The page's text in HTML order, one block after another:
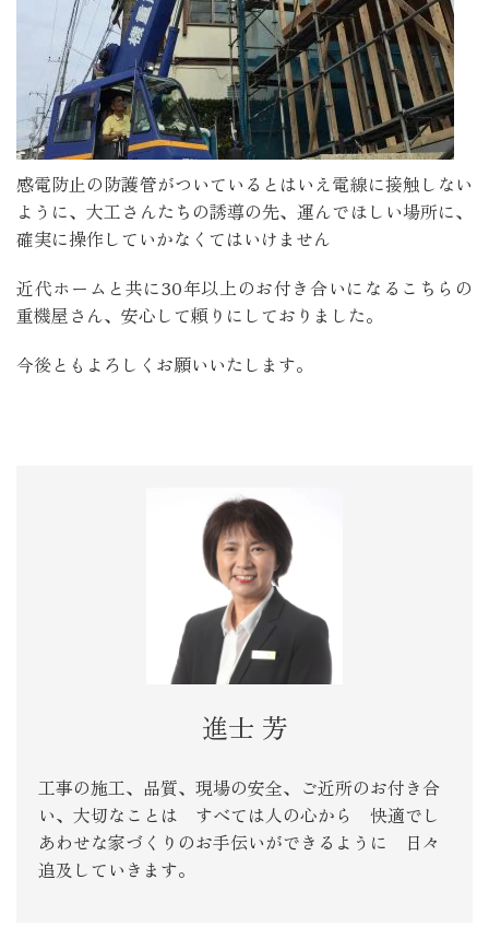
感電防止の防護管がついているとはいえ電線に接触しない
ように、大工さんたちの誘導の先、運んでほしい場所に、
確実に操作していかなくてはいけません
近代ホームと共に30年以上のお付き合いになるこちらの
重機屋さん、安心して頼りにしておりました。
今後ともよろしくお願いいたします。
進士 芳
工事の施工、品質、現場の安全、ご近所のお付き合
い、大切なことは すべては人の心から 快適でし
あわせな家づくりのお手伝いができるように 日々
追及していきます。